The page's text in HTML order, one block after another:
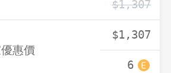
$1,307
惠價
$1,307
6